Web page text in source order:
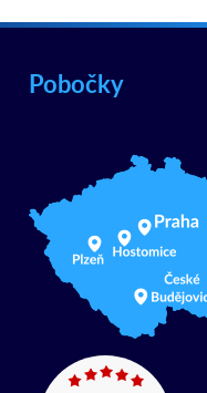
Pobočky